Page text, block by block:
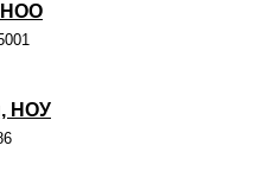
НОО
НОУ